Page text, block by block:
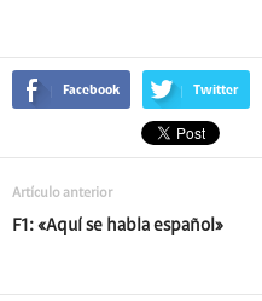
Facebook Twitter
Artículo anterior
F1: «Aquí se habla español»